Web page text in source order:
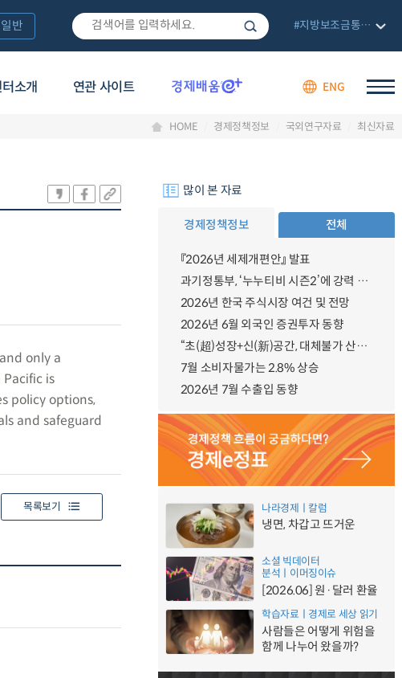
소개 연관 사이트 ENG
반 #지방보조금통합관리망
HOME 경제정책정보 국외연구자료 최신자료
only a
is
policy options,
and safeguard
목록보기
많이 본 자료
경제정책정보 전체
『2026년 세제개편안』 발표
과기정통부, ‘누누티비 시즌2’에 강력 대응 의지 밝혀
2026년 한국 주식시장 여건 및 전망
2026년 6월 외국인 증권투자 동향
“초(超)성장+신(新)공간, 대체불가 산업강국”
7월 소비자물가는 2.8% 상승
2026년 7월 수출입 동향
나라경제ㅣ칼럼
냉면, 차갑고 뜨거운
소셜 빅데이터
분석ㅣ이머징이슈
[2026.06] 원·달러 환율
학습자료ㅣ경제로 세상 읽기
사람들은 어떻게 위험을
함께 나누어 왔을까?